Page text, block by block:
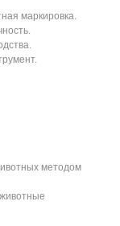
маркировка.
методом